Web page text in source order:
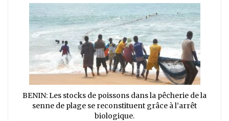
BENIN: Les stocks de poissons dans la pêcherie de la
senne de plage se reconstituent grâce à l’arrêt
biologique.